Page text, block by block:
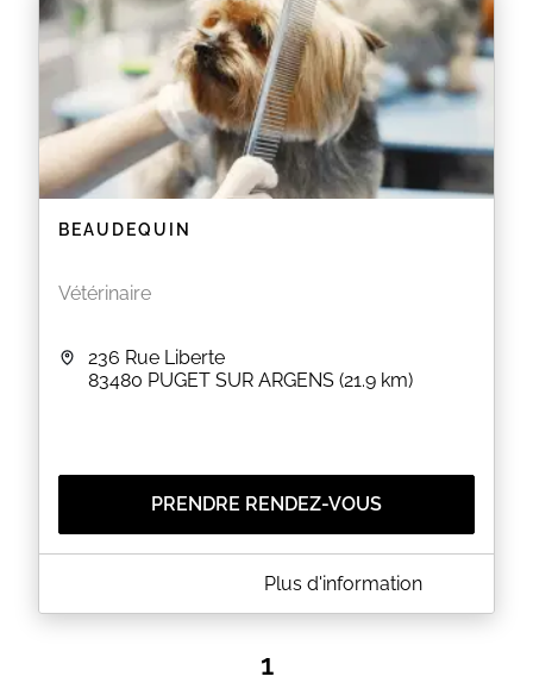
EN SAVOIR PLUS
BEAUDEQUIN
Vétérinaire
236 Rue Liberte
83480 PUGET SUR ARGENS (21.9 km)
PRENDRE RENDEZ-VOUS
A PROPOS DE BEAUDEQUIN
La clinique vétérinaire vous accueille au 236 Rue
Plus d'information
1